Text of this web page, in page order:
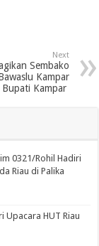
Next
Sembako
Kampar
Kampar
0321/Rohil Hadiri
Riau di Palika
Upacara HUT Riau